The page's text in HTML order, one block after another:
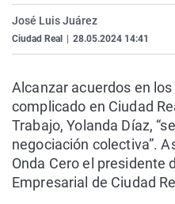
José Luis Juárez
Ciudad Real 28.05.2024 14:41
Alcanzar acuerdos en
complicado en Ciudad
Trabajo, Yolanda Díaz,
negociación colectiva”.
Onda Cero el presidente
Empresarial de Ciudad